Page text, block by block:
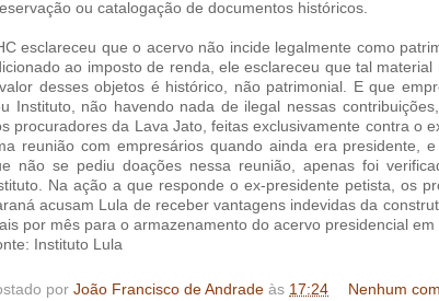
ou catalogação de documentos históricos.
esclareceu que o acervo não incide legalmente como
ao imposto de renda, ele esclareceu que tal
desses objetos é histórico, não patrimonial. E que
Instituto, não havendo nada de ilegal nessas
procuradores da Lava Jato, feitas exclusivamente contra o
reunião com empresários quando ainda era presidente,
não se pediu doações nessa reunião, apenas foi
Na ação a que responde o ex-presidente petista, os
acusam Lula de receber vantagens indevidas da
por mês para o armazenamento do acervo presidencial
Instituto Lula
por João Francisco de Andrade às 17:24 Nenhum